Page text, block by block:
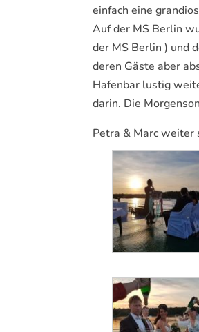
einfach eine
Auf der MS Berlin
der MS Berlin ) und
deren Gäste aber
Hafenbar lustig
darin. Die
Petra & Marc weiter